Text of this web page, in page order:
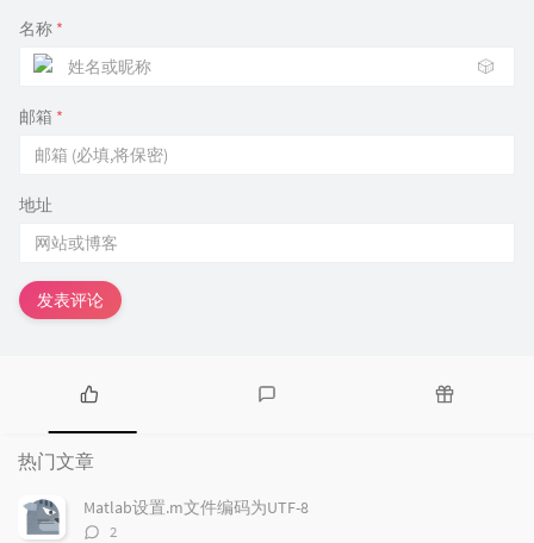
名称 *
🎲
邮箱 *
地址
发表评论
热
门
文
章
论
热门文章
Matlab设置.m文件编码为UTF-8
评
2